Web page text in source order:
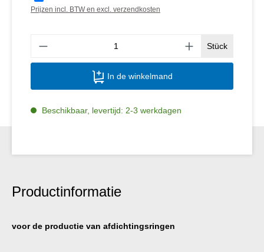
Prijzen incl. BTW en excl. verzendkosten
Stück
In de winkelmand
Beschikbaar, levertijd: 2-3 werkdagen
Productinformatie
voor de productie van afdichtingsringen